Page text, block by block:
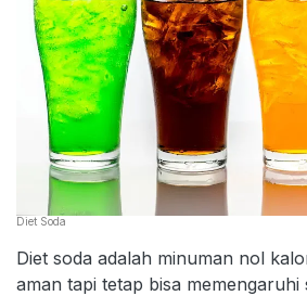
Diet Soda
Diet soda adalah minuman nol
aman tapi tetap bisa memengaruhi